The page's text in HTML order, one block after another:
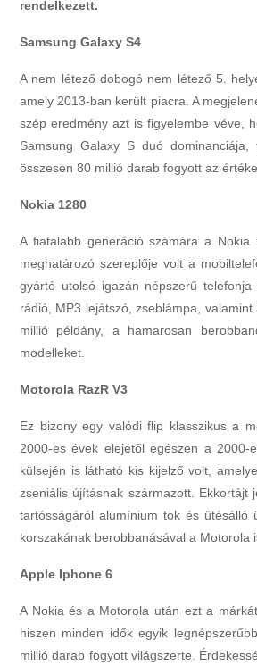
rendelkezett.
Samsung Galaxy S4
A nem létező dobogó nem létező 5.
amely 2013-ban került piacra. A
szép eredmény azt is figyelembe véve,
Samsung Galaxy S duó
összesen 80 millió darab fogyott az
Nokia 1280
A fiatalabb generáció számára a
meghatározó szereplője volt a
gyártó utolsó igazán népszerű
rádió, MP3 lejátszó, zseblámpa,
millió példány, a hamarosan
modelleket.
Motorola RazR V3
Ez bizony egy valódi flip klasszikus a
2000-es évek elejétől egészen a
külsején is látható kis kijelző volt,
zseniális újításnak származott.
tartósságáról alumínium tok és ütésálló
korszakának berobbanásával a Motorola
Apple Iphone 6
A Nokia és a Motorola után ezt a
hiszen minden idők egyik
millió darab fogyott világszerte.